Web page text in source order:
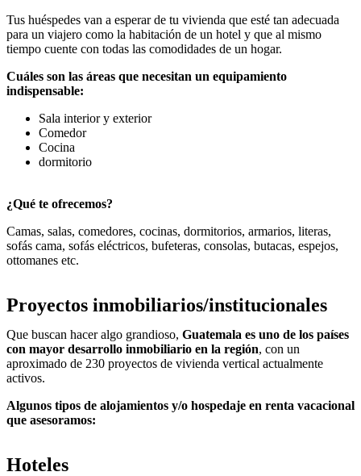
Tus huéspedes van a esperar de tu vivienda que esté tan adecuada
para un viajero como la habitación de un hotel y que al mismo
tiempo cuente con todas las comodidades de un hogar.
Cuáles son las áreas que necesitan un equipamiento
indispensable:
Sala interior y exterior
Comedor
Cocina
dormitorio
¿Qué te ofrecemos?
Camas, salas, comedores, cocinas, dormitorios, armarios, literas,
sofás cama, sofás eléctricos, bufeteras, consolas, butacas, espejos,
ottomanes etc.
Proyectos inmobiliarios/institucionales
Que buscan hacer algo grandioso, Guatemala es uno de los países
con mayor desarrollo inmobiliario en la región, con un
aproximado de 230 proyectos de vivienda vertical actualmente
activos.
Algunos tipos de alojamientos y/o hospedaje en renta vacacional
que asesoramos:
Hoteles